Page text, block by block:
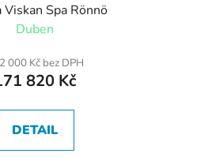
Viskan Spa Rönnö
Duben
000 Kč bez DPH
820 Kč
DETAIL